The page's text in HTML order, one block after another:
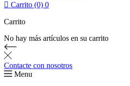
 Carrito (0) 0
Carrito
No hay más artículos en su carrito
Contacte con nosotros
Menu